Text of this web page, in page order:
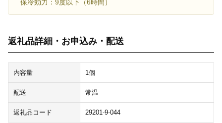
保冷効力：9度以下（6時間）
返礼品詳細・お申込み・配送
内容量 1個
配送 常温
返礼品コード 29201-9-044